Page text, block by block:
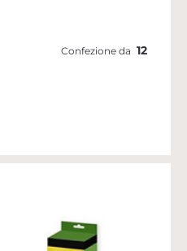
Confezione da 12